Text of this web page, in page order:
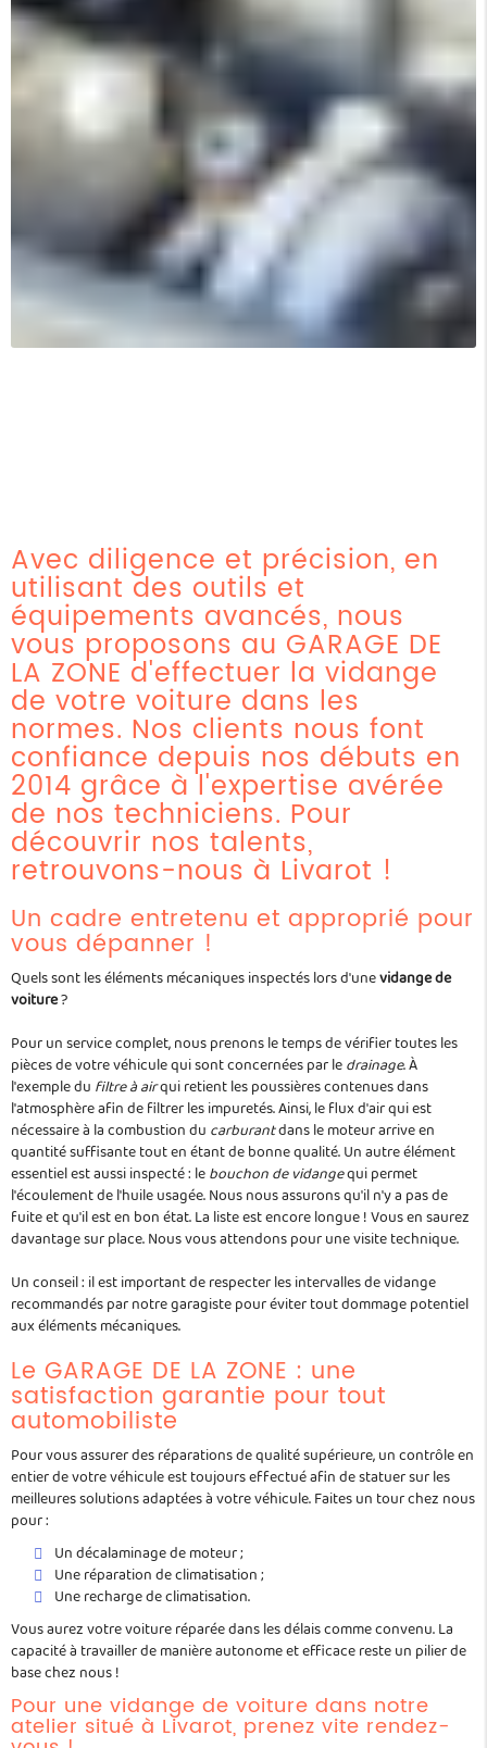
Avec diligence et précision, en
utilisant des outils et
équipements avancés, nous
vous proposons au GARAGE DE
LA ZONE d'effectuer la vidange
de votre voiture dans les
normes. Nos clients nous font
confiance depuis nos débuts en
2014 grâce à l'expertise avérée
de nos techniciens. Pour
découvrir nos talents,
retrouvons-nous à Livarot !
Un cadre entretenu et approprié pour
vous dépanner !
Quels sont les éléments mécaniques inspectés lors d'unevidange de
voiture?
Pour un service complet, nous prenons le temps de vérifier toutes les
pièces de votre véhicule qui sont concernées par ledrainage. À
l'exemple du filtre à airqui retient les poussières contenues dans
l'atmosphère afin de filtrer les impuretés. Ainsi, le flux d'air qui est
nécessaire à la combustion du carburantdans le moteur arrive en
quantité suffisante tout en étant de bonne qualité. Un autre élément
essentiel est aussi inspecté : lebouchon de vidangequi permet
l'écoulement de l'huile usagée. Nous nous assurons qu'il n'y a pas de
fuite et qu'il est en bon état. La liste est encore longue ! Vous en saurez
davantage sur place. Nous vous attendons pour une visite technique.
Un conseil : il est important de respecter les intervalles de vidange
recommandés par notre garagiste pour éviter tout dommage potentiel
aux éléments mécaniques.
Le GARAGE DE LA ZONE : une
satisfaction garantie pour tout
automobiliste
Pour vous assurer des réparations de qualité supérieure, un contrôle en
entier de votre véhicule est toujours effectué afin de statuer sur les
meilleures solutions adaptées à votre véhicule. Faites un tour chez nous
pour :
Un décalaminage de moteur ;
Une réparation de climatisation ;
Une recharge de climatisation.
Vous aurez votre voiture réparée dans les délais comme convenu. La
capacité à travailler de manière autonome et efficace reste un pilier de
base chez nous !
Pour une vidange de voiture dans notre
atelier situé à Livarot, prenez vite rendez-